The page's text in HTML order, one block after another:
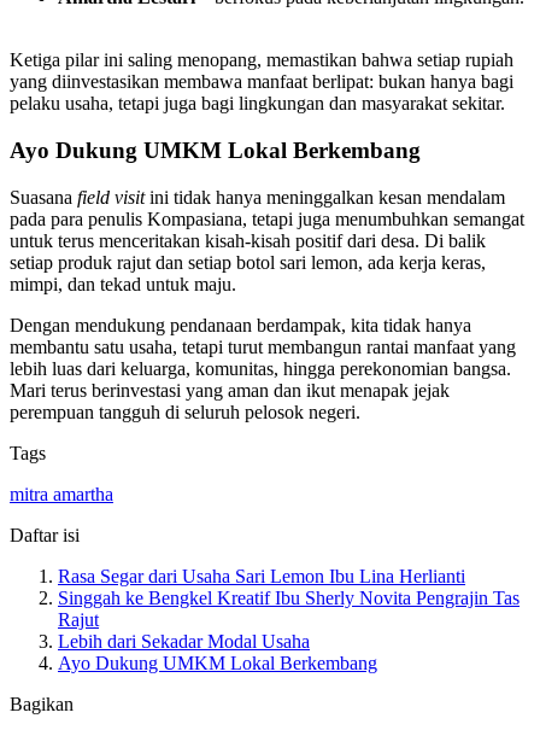
Ketiga pilar ini saling menopang, memastikan bahwa setiap rupiah
yang diinvestasikan membawa manfaat berlipat: bukan hanya bagi
pelaku usaha, tetapi juga bagi lingkungan dan masyarakat sekitar.
Ayo Dukung UMKM Lokal Berkembang
Suasana field visitini tidak hanya meninggalkan kesan mendalam
pada para penulis Kompasiana, tetapi juga menumbuhkan semangat
untuk terus menceritakan kisah-kisah positif dari desa. Di balik
setiap produk rajut dan setiap botol sari lemon, ada kerja keras,
mimpi, dan tekad untuk maju.
Dengan mendukung pendanaan berdampak, kita tidak hanya
membantu satu usaha, tetapi turut membangun rantai manfaat yang
lebih luas dari keluarga, komunitas, hingga perekonomian bangsa.
Mari terus berinvestasi yang aman dan ikut menapak jejak
perempuan tangguh di seluruh pelosok negeri.
Tags
mitra amartha
Daftar isi
Rasa Segar dari Usaha Sari Lemon Ibu Lina Herlianti
Singgah ke Bengkel Kreatif Ibu Sherly Novita Pengrajin Tas
Rajut
Lebih dari Sekadar Modal Usaha
Ayo Dukung UMKM Lokal Berkembang
Bagikan